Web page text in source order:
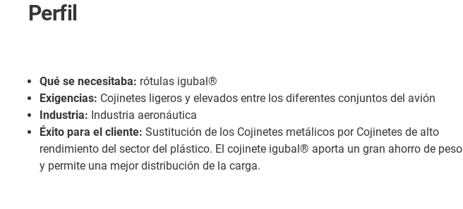
Perfil
Qué se necesitaba: rótulas igubal®
Exigencias: Cojinetes ligeros y elevados entre los diferentes conjuntos del avión
Industria: Industria aeronáutica
Éxito para el cliente: Sustitución de los Cojinetes metálicos por Cojinetes de alto
rendimiento del sector del plástico. El cojinete igubal® aporta un gran ahorro de peso
y permite una mejor distribución de la carga.